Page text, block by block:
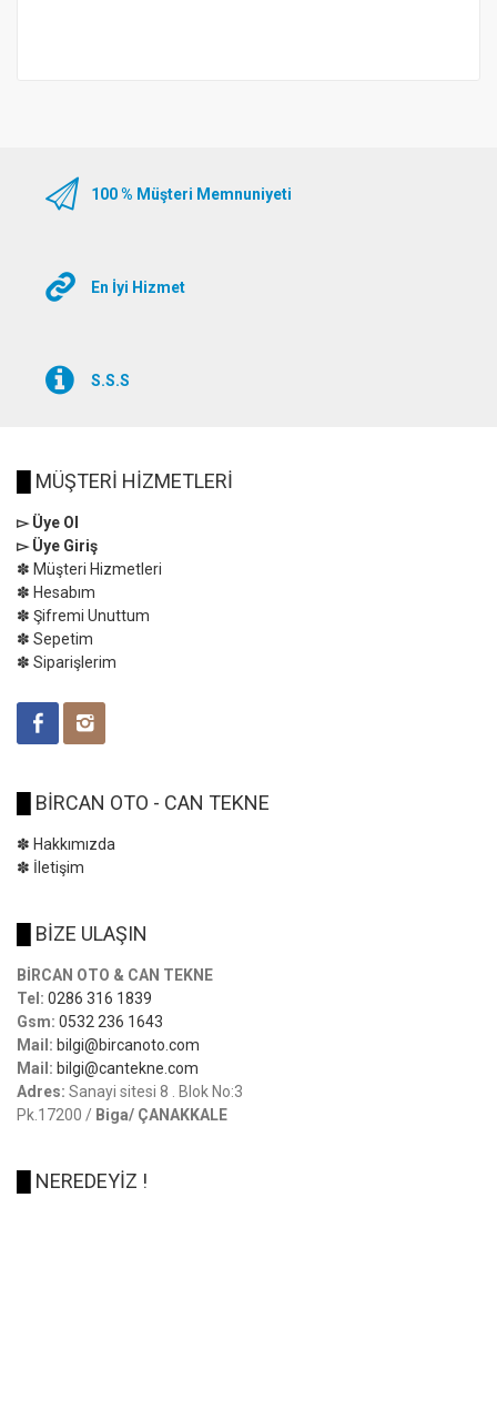
100 % Müşteri Memnuniyeti
En İyi Hizmet
S.S.S
MÜŞTERİ HİZMETLERİ
▻ Üye Ol
▻ Üye Giriş
✽ Müşteri Hizmetleri
✽ Hesabım
✽ Şifremi Unuttum
✽ Sepetim
✽ Siparişlerim
BİRCAN OTO - CAN TEKNE
✽ Hakkımızda
✽ İletişim
BİZE ULAŞIN
BİRCAN OTO & CAN TEKNE
Tel: 0286 316 1839
Gsm: 0532 236 1643
Mail: bilgi@bircanoto.com
Mail: bilgi@cantekne.com
Adres: Sanayi sitesi 8 . Blok No:3
Pk.17200 / Biga/ ÇANAKKALE
NEREDEYİZ !